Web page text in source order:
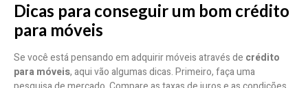
Dicas para conseguir um bom crédito
para móveis
Se você está pensando em adquirir móveis através de crédito
para móveis, aqui vão algumas dicas. Primeiro, faça uma